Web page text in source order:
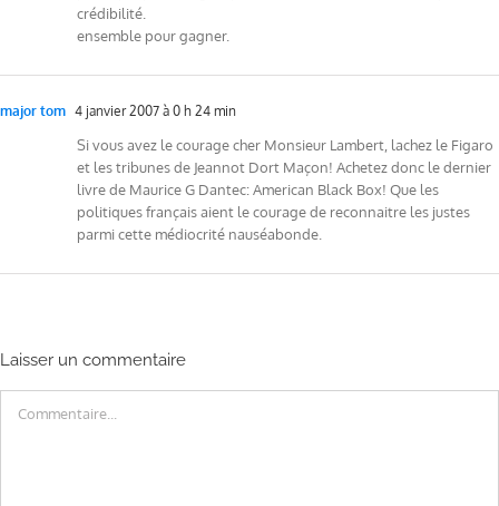
crédibilité.
ensemble pour gagner.
major tom 4 janvier 2007 à 0 h 24 min
Si vous avez le courage cher Monsieur Lambert, lachez le Figaro
et les tribunes de Jeannot Dort Maçon! Achetez donc le dernier
livre de Maurice G Dantec: American Black Box! Que les
politiques français aient le courage de reconnaitre les justes
parmi cette médiocrité nauséabonde.
Laisser un commentaire